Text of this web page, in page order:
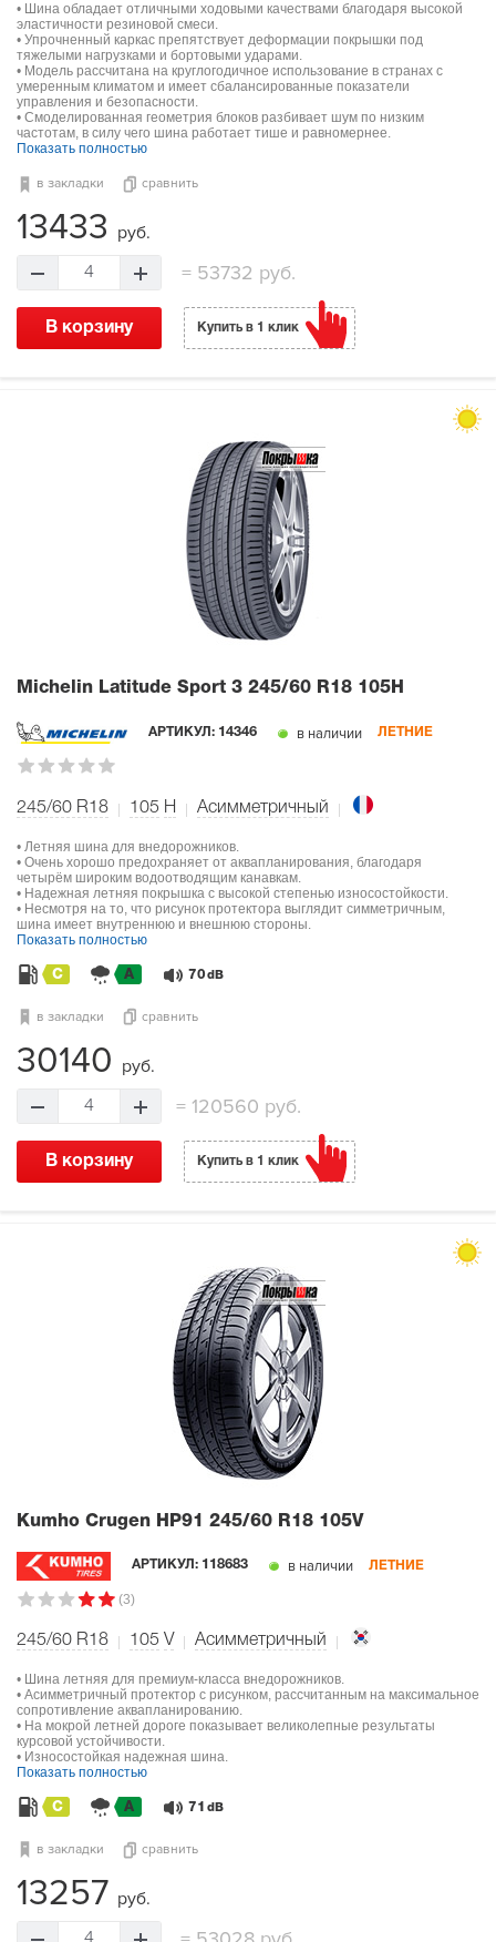
• Шина обладает отличными ходовыми качествами благодаря высокой
эластичности резиновой смеси.
• Упрочненный каркас препятствует деформации покрышки под
тяжелыми нагрузками и бортовыми ударами.
• Модель рассчитана на круглогодичное использование в странах с
умеренным климатом и имеет сбалансированные показатели
управления и безопасности.
• Смоделированная геометрия блоков разбивает шум по низким
частотам, в силу чего шина работает тише и равномернее.
Показать полностью
в закладки сравнить
13433 руб.
4 = 53732 руб.
В корзину Купить в 1 клик
Michelin Latitude Sport 3 245/60 R18 105H
АРТИКУЛ: 14346 в наличии ЛЕТНИЕ
245/60 R18 105 H Асимметричный
• Летняя шина для внедорожников.
• Очень хорошо предохраняет от аквапланирования, благодаря
четырём широким водоотводящим канавкам.
• Надежная летняя покрышка с высокой степенью износостойкости.
• Несмотря на то, что рисунок протектора выглядит симметричным,
шина имеет внутреннюю и внешнюю стороны.
Показать полностью
C A 70 dB
в закладки сравнить
30140 руб.
4 = 120560 руб.
В корзину Купить в 1 клик
Kumho Crugen HP91 245/60 R18 105V
АРТИКУЛ: 118683 в наличии ЛЕТНИЕ
(3)
245/60 R18 105 V Асимметричный
• Шина летняя для премиум-класса внедорожников.
• Асимметричный протектор с рисунком, рассчитанным на максимальное
сопротивление аквапланированию.
• На мокрой летней дороге показывает великолепные результаты
курсовой устойчивости.
• Износостойкая надежная шина.
Показать полностью
C A 71 dB
в закладки сравнить
13257 руб.
4